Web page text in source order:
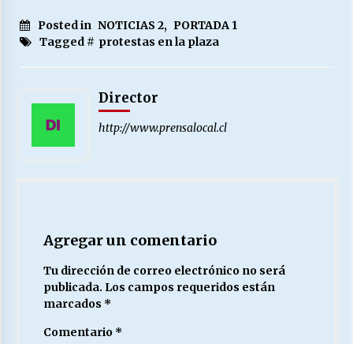
Posted in NOTICIAS 2, PORTADA 1
Tagged # protestas en la plaza
Director
http://www.prensalocal.cl
Agregar un comentario
Tu dirección de correo electrónico no será
publicada. Los campos requeridos están
marcados *
Comentario *